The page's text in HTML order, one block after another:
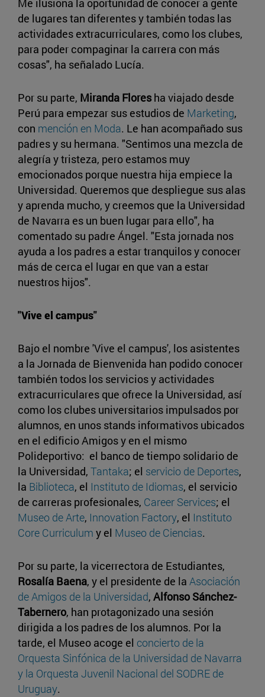
Me ilusiona la oportunidad de conocer a gente
de lugares tan diferentes y también todas las
actividades extracurriculares, como los clubes,
para poder compaginar la carrera con más
cosas", ha señalado Lucía.
Por su parte, Miranda Floresha viajado desde
Perú para empezar sus estudios de Marketing,
con mención en Moda. Le han acompañado sus
padres y su hermana. "Sentimos una mezcla de
alegría y tristeza, pero estamos muy
emocionados porque nuestra hija empiece la
Universidad. Queremos que despliegue sus alas
y aprenda mucho, y creemos que la Universidad
de Navarra es un buen lugar para ello", ha
comentado su padre Ángel. "Esta jornada nos
ayuda a los padres a estar tranquilos y conocer
más de cerca el lugar en que van a estar
nuestros hijos".
"Vive el campus"
Bajo el nombre 'Vive el campus', los asistentes
a la Jornada de Bienvenida han podido conocer
también todos los servicios y actividades
extracurriculares que ofrece la Universidad, así
como los clubes universitarios impulsados por
alumnos, en unos stands informativos ubicados
en el edificio Amigos y en el mismo
Polideportivo: el banco de tiempo solidario de
la Universidad, Tantaka; el servicio de Deportes,
la Biblioteca, el Instituto de Idiomas, el servicio
de carreras profesionales, Career Services; el
Museo de Arte, Innovation Factory, el Instituto
Core Curriculum y el Museo de Ciencias.
Por su parte, la vicerrectora de Estudiantes,
Rosalía Baena, y el presidente de la Asociación
de Amigos de la Universidad, Alfonso Sánchez-
Tabernero, han protagonizado una sesión
dirigida a los padres de los alumnos. Por la
tarde, el Museo acoge el concierto de la
Orquesta Sinfónica de la Universidad de Navarra
y la Orquesta Juvenil Nacional del SODRE de
Uruguay.